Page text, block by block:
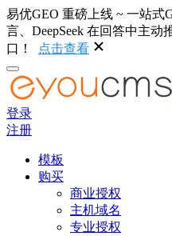
易优GEO 重磅上线 ~ 一站式
言、DeepSeek 在回答中主
口！
点击查看
登录
注册
模板
购买
商业授权
主机域名
专业授权